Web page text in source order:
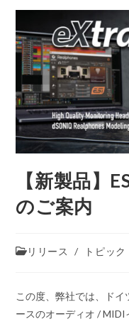
【新製品】
のご案内
リリース / トピック
この度、弊社では、ド
ースのオーディオ / MIDI